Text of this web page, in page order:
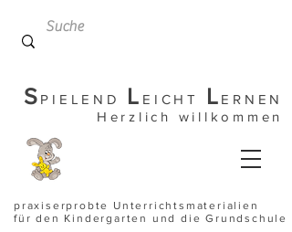
S PIELEND L EICHT L ERNEN
Herzlich willkommen
praxiserprobte Unterrichtsmaterialien
für den Kindergarten und die Grundschule